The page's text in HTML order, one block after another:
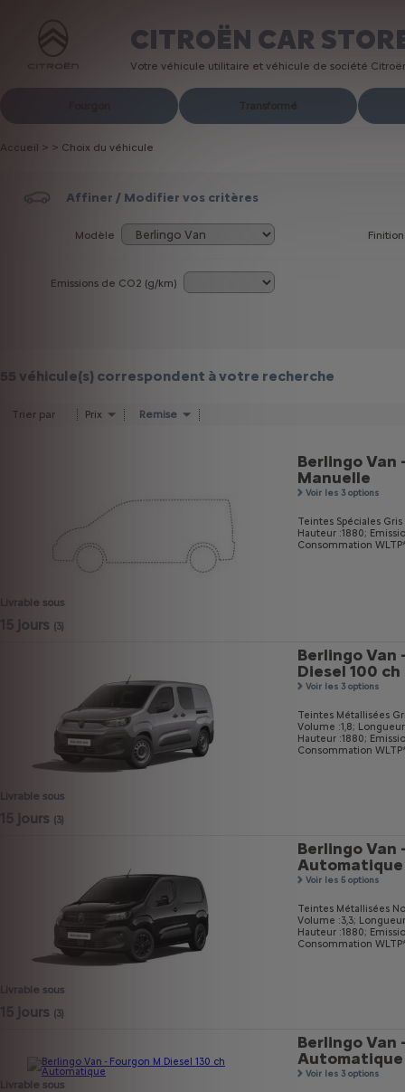
CITROËN CAR
Votre véhicule utilitaire et véhicule de société
Transformé
Accueil > > Choix du véhicule
Affiner / Modifier vos critères
Modèle Finition
Emissions de CO2 (g/km)
55 véhicule(s) correspondent à votre recherche
Trier par Prix Remise
Livrable sous
15 jours (3)
Berlingo Van
Manuelle
Voir les 3 options
Teintes Spéciales
Hauteur :1880;
Consommation
Livrable sous
15 jours (3)
Berlingo Van
Diesel 100
Voir les 3 options
Teintes Métallisées
Volume :1,8;
Hauteur :1880;
Consommation
Livrable sous
15 jours (3)
Berlingo Van
Automatique
Voir les 5 options
Teintes Métallisées
Volume :3,3;
Hauteur :1880;
Consommation
Livrable sous
Berlingo Van
Automatique
Voir les 3 options